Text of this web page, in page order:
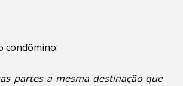
condômino:
partes a mesma destinação que